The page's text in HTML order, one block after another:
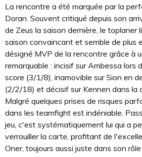
La rencontre a été marquée par la
Doran. Souvent critiqué depuis son
de Zeus la saison dernière, le toplaner
saison convaincant et semble de plus
désigné MVP de la rencontre grâce à
remarquable : incisif sur Ambessa lors
score (3/1/8), inamovible sur Sion en
(2/2/18) et décisif sur Kennen dans la
Malgré quelques prises de risques
dans les teamfight est indéniable.
jeu, c'est systématiquement lui qui a
verrouiller la carte, profitant de
Oner, toujours aussi juste dans son